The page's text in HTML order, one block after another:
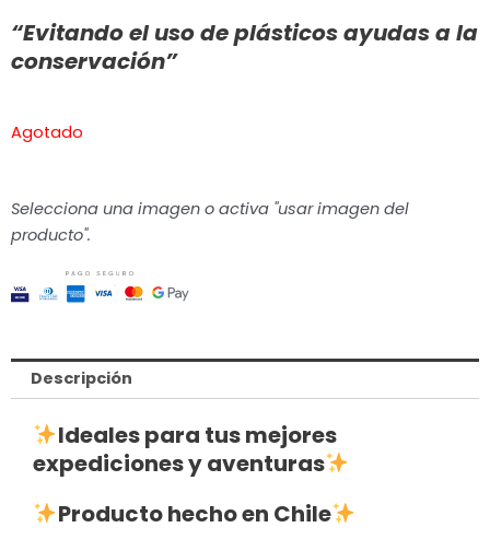
“Evitando el uso de plásticos ayudas a la
conservación”
Agotado
Selecciona una imagen o activa "usar imagen del
producto".
Descripción
Ideales para tus mejores
expediciones y aventuras
Producto hecho en Chile